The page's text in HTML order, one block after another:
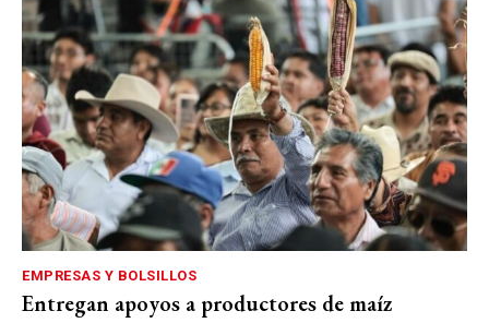
EMPRESAS Y BOLSILLOS
Entregan apoyos a productores de maíz